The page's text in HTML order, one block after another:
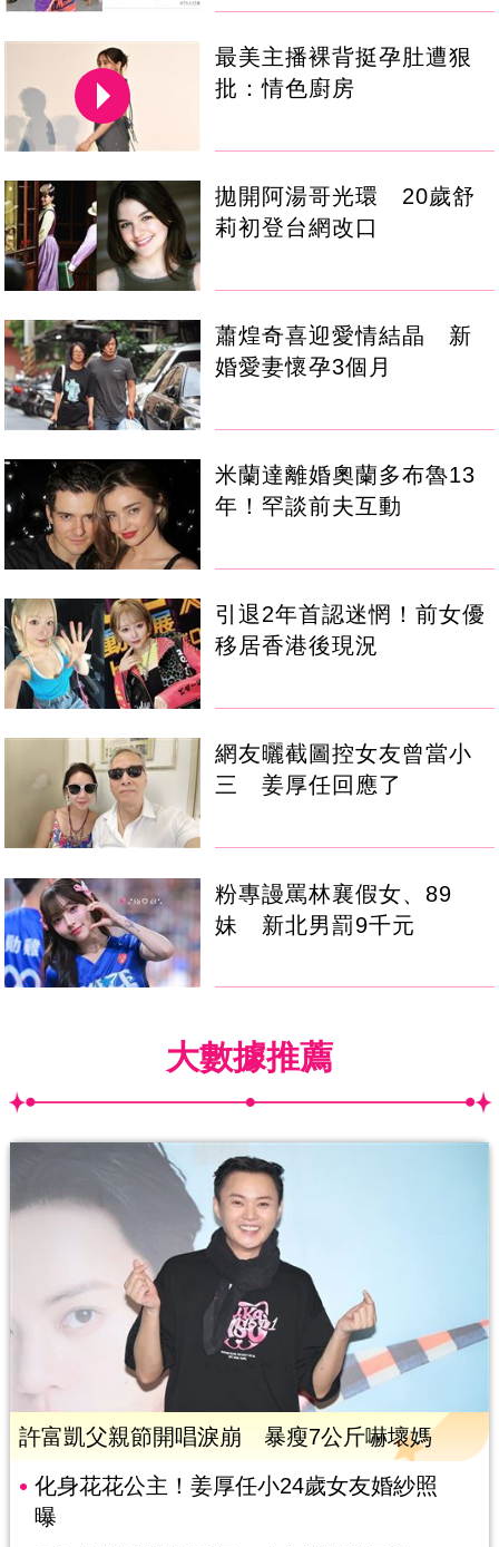
最美主播裸背挺孕肚遭狠
批：情色廚房
拋開阿湯哥光環 20歲舒
莉初登台網改口
蕭煌奇喜迎愛情結晶 新
婚愛妻懷孕3個月
米蘭達離婚奧蘭多布魯13
年！罕談前夫互動
引退2年首認迷惘！前女優
移居香港後現況
網友曬截圖控女友曾當小
三 姜厚任回應了
粉專謾罵林襄假女、89
妹 新北男罰9千元
大數據推薦
許富凱父親節開唱淚崩 暴瘦7公斤嚇壞媽
化身花花公主！姜厚任小24歲女友婚紗照
曝